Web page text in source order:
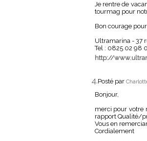
Je rentre de
tourmag pour
Bon courage
Ultramarina - 37
Tel : 0825 02 98
http://
4.Posté par
Bonjour,
merci pour votre
rapport Qualité/
Vous en
Cordialement